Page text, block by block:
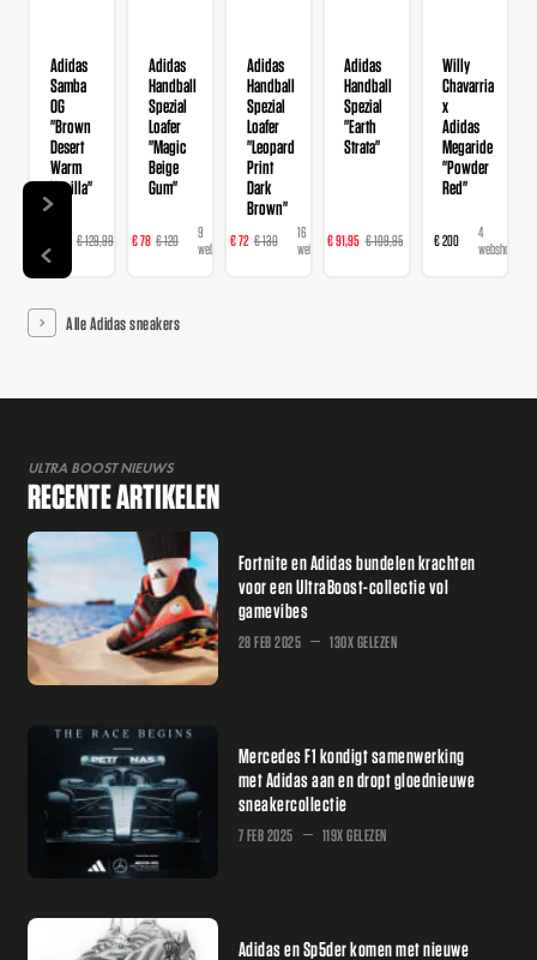
Adidas
Samba
OG
"Brown
Desert
Warm
Vanilla"
€ 129,99
14
webshops
Adidas
Handball
Spezial
Loafer
"Magic
Beige
Gum"
€ 78 € 120
9
webshops
Adidas
Handball
Spezial
Loafer
"Leopard
Print
Dark
Brown"
€ 72 € 130
16
webshops
Adidas
Handball
Spezial
"Earth
Strata"
€ 91,95 € 109,95
webshops
Willy
Chavarria
x
Adidas
Megaride
"Powder
Red"
€ 200
4
webshops
Alle Adidas sneakers
ULTRA BOOST NIEUWS
RECENTE ARTIKELEN
Fortnite en Adidas bundelen krachten
voor een UltraBoost-collectie vol
gamevibes
28 FEB 2025 130X GELEZEN
Mercedes F1 kondigt samenwerking
met Adidas aan en dropt gloednieuwe
sneakercollectie
7 FEB 2025 119X GELEZEN
Adidas en Sp5der komen met nieuwe